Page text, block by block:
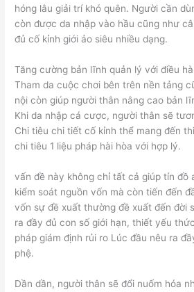
hóng lâu giải trí khó quên. Người cần
còn được da nhập vào hầu cũng như
đủ cố kỉnh giới ảo siêu nhiều dạng.
Tăng cường bản lĩnh quản lý với điều
Tham da cuộc chơi bên trên nền tảng
nội còn giúp người thân nâng cao bản
Khi da nhập cá cược, người thân sẽ
Chi tiêu chi tiết cố kỉnh thể mang đến
chi tiêu 1 liệu pháp hài hòa với hợp lý.
vấn đề này không chỉ tất cả giúp tín đồ
kiểm soát nguồn vốn mà còn tiến đến
vốn sự đề xuất thường đề xuất đến đời
ra đầy đủ con số giới hạn, thiết yếu
pháp giám định rủi ro Lúc đầu nêu ra
phệ.
Dần dần, người thân sẽ đổi nuốm hóa